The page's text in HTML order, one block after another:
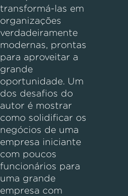
transformá-las em
organizações
verdadeiramente
modernas, prontas
para aproveitar a
grande
oportunidade. Um
dos desafios do
autor é mostrar
como solidificar os
negócios de uma
empresa iniciante
com poucos
funcionários para
uma grande
empresa com